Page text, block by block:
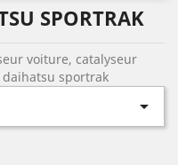
SPORTRAK
voiture, catalyseur
sportrak
